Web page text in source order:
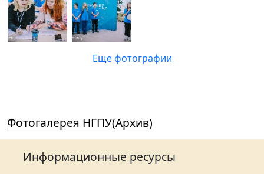
Еще фотографии
Фотогалерея НГПУ(Архив)
Информационные ресурсы